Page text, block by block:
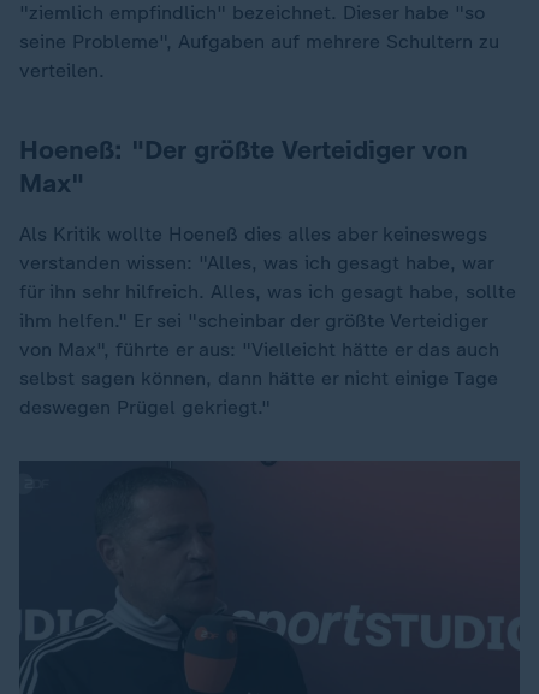
"ziemlich empfindlich" bezeichnet. Dieser habe "so
seine Probleme", Aufgaben auf mehrere Schultern zu
verteilen.
Hoeneß: "Der größte Verteidiger von
Max"
Als Kritik wollte Hoeneß dies alles aber keineswegs
verstanden wissen: "Alles, was ich gesagt habe, war
für ihn sehr hilfreich. Alles, was ich gesagt habe, sollte
ihm helfen." Er sei "scheinbar der größte Verteidiger
von Max", führte er aus: "Vielleicht hätte er das auch
selbst sagen können, dann hätte er nicht einige Tage
deswegen Prügel gekriegt."